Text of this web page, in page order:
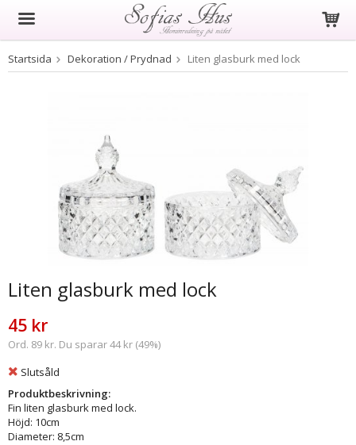
Produkten har blivit tillagd i varukorgen
Startsida Dekoration / Prydnad Liten glasburk med lock
Liten glasburk med lock
45 kr
Ord. 89 kr. Du sparar 44 kr (49%)
Slutsåld
Produktbeskrivning:
Fin liten glasburk med lock.
Höjd: 10cm
Diameter: 8,5cm